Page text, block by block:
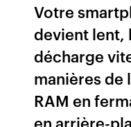
Votre
devient lent,
décharge
manières de
RAM en
en arrière-